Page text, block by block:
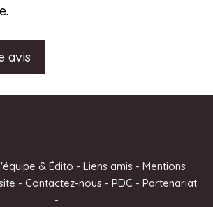
& Édito - Liens amis - Mentions
- Contactez-nous- PDC - Partenariat
-